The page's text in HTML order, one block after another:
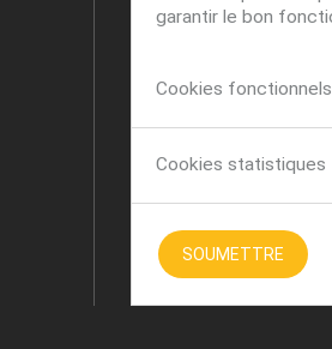
garantir le bon
Cookies
Cookies statistiques
SOUMETTRE